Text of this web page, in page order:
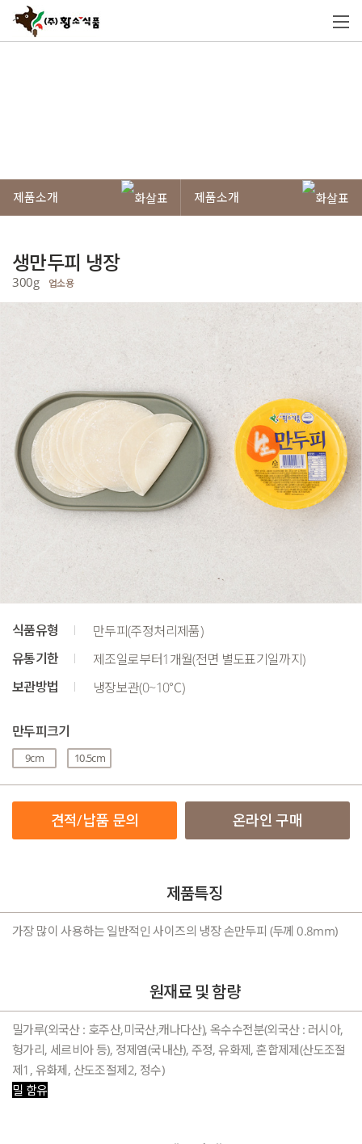
제품소개 제품소개
생만두피 냉장
300g 업소용
식품유형
만두피(주정처리제품)
유통기한
제조일로부터1개월(전면 별도표기일까지)
보관방법
냉장보관(0~10℃)
만두피크기
9cm 10.5cm
견적/납품 문의 온라인 구매
제품특징
가장 많이 사용하는 일반적인 사이즈의 냉장 손만두피 (두께 0.8mm)
원재료 및 함량
밀가루(외국산 : 호주산,미국산,캐나다산), 옥수수전분(외국산 : 러시아,
헝가리, 세르비아 등), 정제염(국내산), 주정, 유화제, 혼합제제(산도조절
제1, 유화제, 산도조절제2, 정수)
밀 함유